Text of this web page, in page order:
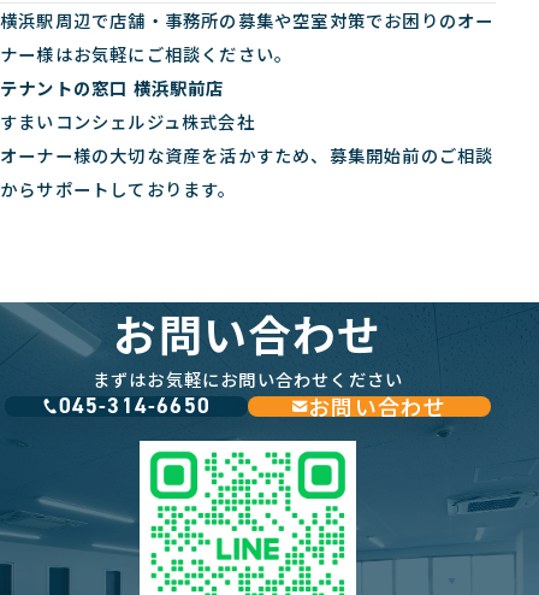
横浜駅周辺で店舗・事務所の募集や空室対策でお困りのオー
ナー様はお気軽にご相談ください。
テナントの窓口 横浜駅前店
すまいコンシェルジュ株式会社
オーナー様の大切な資産を活かすため、募集開始前のご相談
からサポートしております。
お問い合わせ
まずはお気軽にお問い合わせください
045-314-6650 お問い合わせ